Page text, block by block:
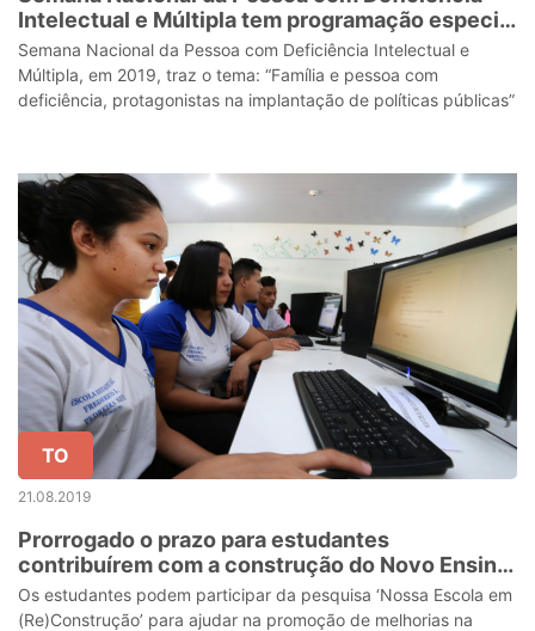
Intelectual e Múltipla tem programação especial
de integração e conscientização
Semana Nacional da Pessoa com Deficiência Intelectual e
Múltipla, em 2019, traz o tema: “Família e pessoa com
deficiência, protagonistas na implantação de políticas públicas”
TO
21.08.2019
Prorrogado o prazo para estudantes
contribuírem com a construção do Novo Ensino
Médio no Tocantins
Os estudantes podem participar da pesquisa ‘Nossa Escola em
(Re)Construção’ para ajudar na promoção de melhorias na